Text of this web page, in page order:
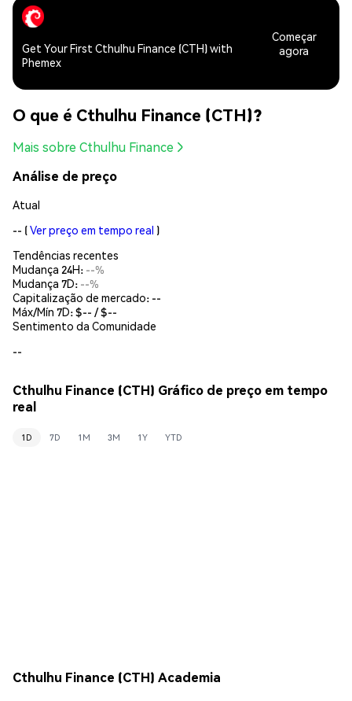
Get Your First Cthulhu Finance (CTH) with
Phemex
Começar
agora
O que é Cthulhu Finance (CTH)?
Mais sobre Cthulhu Finance
Análise de preço
Atual
-- (Ver preço em tempo real )
Tendências recentes
Mudança 24H: --%
Mudança 7D: --%
Capitalização de mercado: --
Máx/Mín 7D: $-- / $--
Sentimento da Comunidade
--
Cthulhu Finance (CTH) Gráfico de preço em tempo
real
1D 7D 1M 3M 1Y YTD
Cthulhu Finance (CTH) Academia